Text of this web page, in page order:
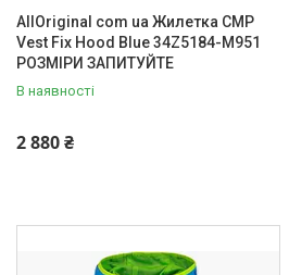
AllOriginal com ua Жилетка CMP
Vest Fix Hood Blue 34Z5184-M951
РОЗМІРИ ЗАПИТУЙТЕ
В наявності
2 880 ₴